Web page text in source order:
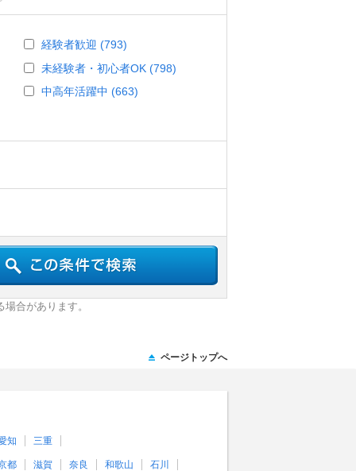
経験者歓迎 (793)
未経験者・初心者OK (798)
中高年活躍中 (663)
合があります。
知 三重
都 滋賀 奈良 和歌山 石川
ページトップへ